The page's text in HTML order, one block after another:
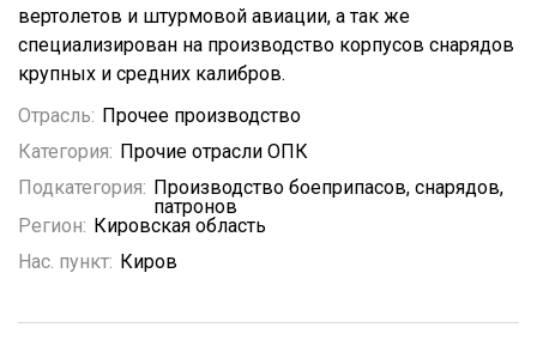
вертолетов и штурмовой авиации, а так же
специализирован на производство корпусов снарядов
крупных и средних калибров.
Отрасль: Прочее производство
Категория: Прочие отрасли ОПК
Подкатегория: Производство боеприпасов, снарядов,
патронов
Регион: Кировская область
Нас. пункт: Киров